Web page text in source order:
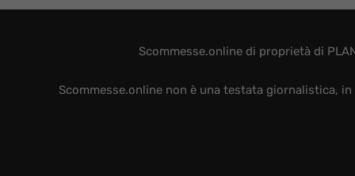
Scommesse.online di proprietà di
Scommesse.online non è una testata giornalistica,